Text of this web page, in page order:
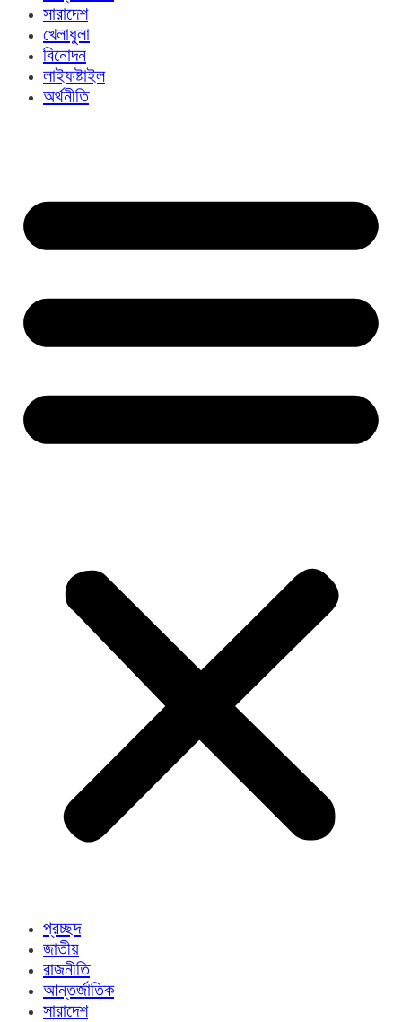
সারাদেশ
খেলাধুলা
বিনোদন
লাইফষ্টাইল
অর্থনীতি
প্রচ্ছদ
জাতীয়
রাজনীতি
আন্তর্জাতিক
সারাদেশ